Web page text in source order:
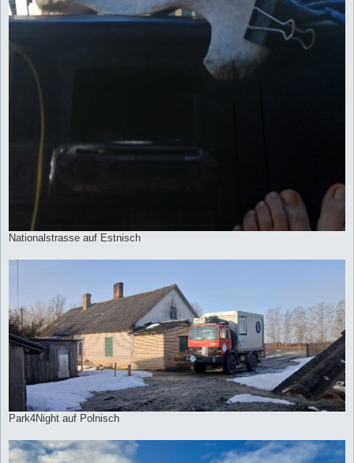
Nationalstrasse auf Estnisch
Park4Night auf Polnisch